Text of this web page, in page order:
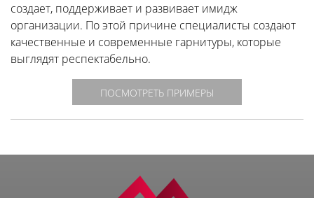
создает, поддерживает и развивает имидж
организации. По этой причине специалисты создают
качественные и современные гарнитуры, которые
выглядят респектабельно.
ПОСМОТРЕТЬ ПРИМЕРЫ